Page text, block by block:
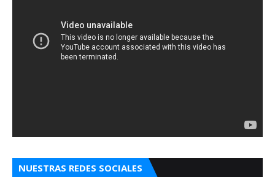
NUESTRAS REDES SOCIALES